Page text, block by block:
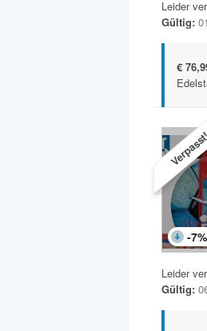
Leider
Gültig:
€
-7%
Leider
Gültig: